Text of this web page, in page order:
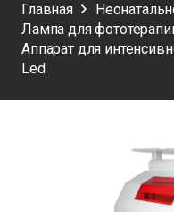
Главная
Лампа для
Аппарат для
Led